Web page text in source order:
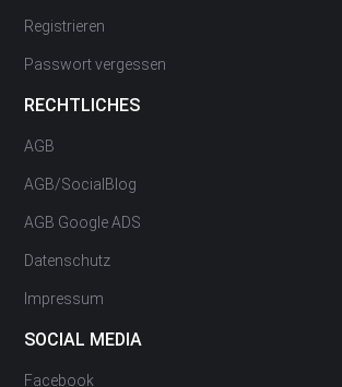
Registrieren
Passwort vergessen
RECHTLICHES
AGB
AGB/SocialBlog
AGB Google ADS
Datenschutz
Impressum
SOCIAL MEDIA
Facebook